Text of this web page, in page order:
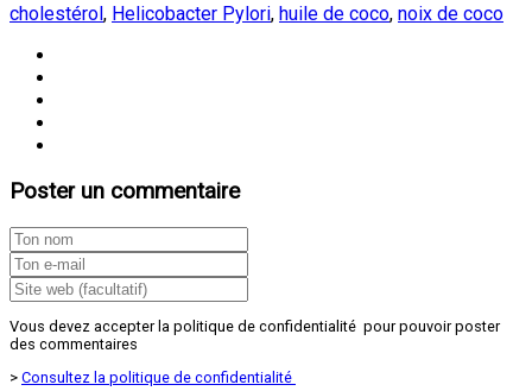
cholestérol, Helicobacter Pylori, huile de coco, noix de coco
Poster un commentaire
Vous devez accepter la politique de confidentialité pour pouvoir poster
des commentaires
> Consultez la politique de confidentialité